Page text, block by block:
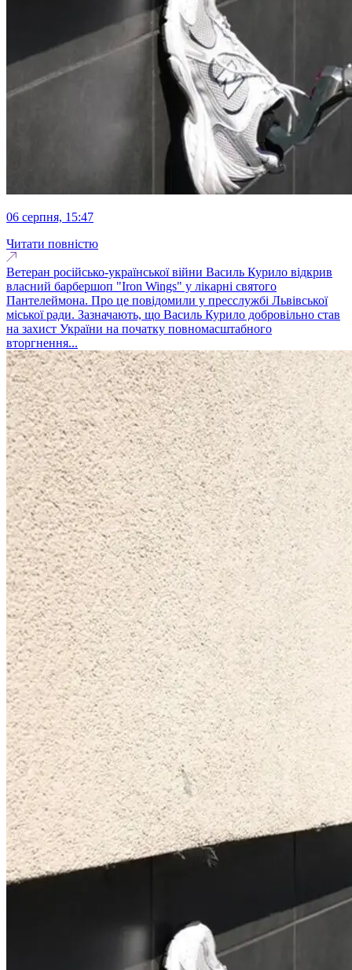
06 серпня, 15:47
Читати повністю
Ветеран російсько-української війни Василь Курило відкрив
власний барбершоп "Iron Wings" у лікарні святого
Пантелеймона. Про це повідомили у пресслужбі Львівської
міської ради. Зазначають, що Василь Курило добровільно став
на захист України на початку повномасштабного
вторгнення...